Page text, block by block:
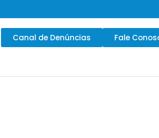
Canal de Denúncias Fale